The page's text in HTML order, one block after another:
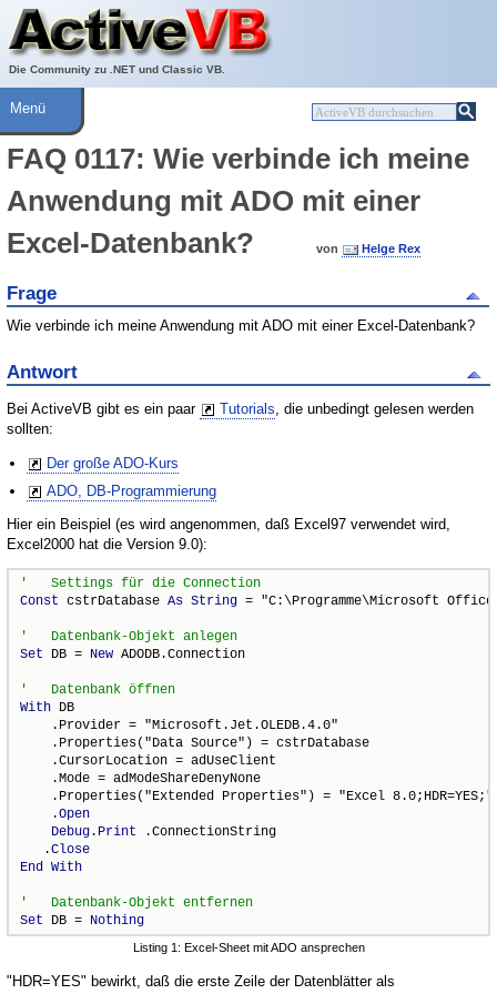
Die Community zu .NET und Classic VB.
Über ActiveVB
Hilfe
Menü
FAQ 0117: Wie verbinde ich meine
Anwendung mit ADO mit einer
Excel-Datenbank?
von Helge Rex
Frage
Wie verbinde ich meine Anwendung mit ADO mit einer Excel-Datenbank?
Antwort
Bei ActiveVB gibt es ein paar Tutorials, die unbedingt gelesen werden
sollten:
Der große ADO-Kurs
ADO, DB-Programmierung
Hier ein Beispiel (es wird angenommen, daß Excel97 verwendet wird,
Excel2000 hat die Version 9.0):
Const cstrDatabase As String = "C:\Programme\Microsoft
Set DB = New ADODB.Connection
With DB
    .Provider = "Microsoft.Jet.OLEDB.4.0"
    .Properties("Data Source") = cstrDatabase
    .CursorLocation = adUseClient
    .Mode = adModeShareDenyNone
    .Properties("Extended Properties") = "Excel 8.0;HDR=YES;"
    .
Open
Debug. Print .ConnectionString
   .
Close
End With
Set DB = Nothing
Listing 1: Excel-Sheet mit ADO ansprechen
"HDR=YES" bewirkt, daß die erste Zeile der Datenblätter als